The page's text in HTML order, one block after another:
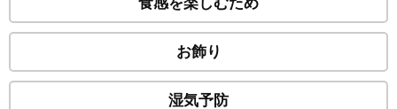
お飾り
湿気予防